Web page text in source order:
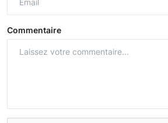
Commentaire